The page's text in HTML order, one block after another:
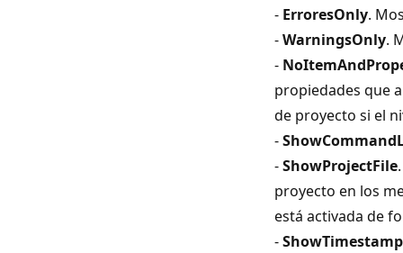
- ErroresOnly.
-WarningsOnly.
-
propiedades que
de proyecto si el
-
-ShowProjectFile
proyecto en los
está activada de
-ShowTimestamp